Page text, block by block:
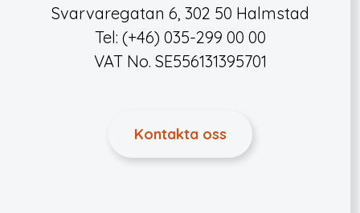
Svarvaregatan 6, 302 50 Halmstad
Tel: (+46) 035-299 00 00
VAT No. SE556131395701
Kontakta oss